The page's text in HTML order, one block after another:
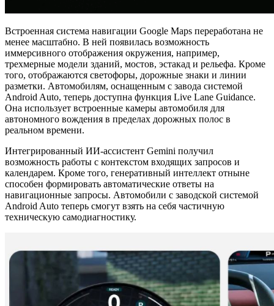
Встроенная система навигации Google Maps переработана не
менее масштабно. В ней появилась возможность
иммерсивного отображения окружения, например,
трехмерные модели зданий, мостов, эстакад и рельефа. Кроме
того, отображаются светофоры, дорожные знаки и линии
разметки. Автомобилям, оснащенным с завода системой
Android Auto, теперь доступна функция Live Lane Guidance.
Она использует встроенные камеры автомобиля для
автономного вождения в пределах дорожных полос в
реальном времени.
Интегрированный ИИ-ассистент Gemini получил
возможность работы с контекстом входящих запросов и
календарем. Кроме того, генеративный интеллект отныне
способен формировать автоматические ответы на
навигационные запросы. Автомобили с заводской системой
Android Auto теперь смогут взять на себя частичную
техническую самодиагностику.